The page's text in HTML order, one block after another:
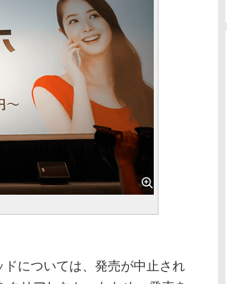
については、発売が中止され